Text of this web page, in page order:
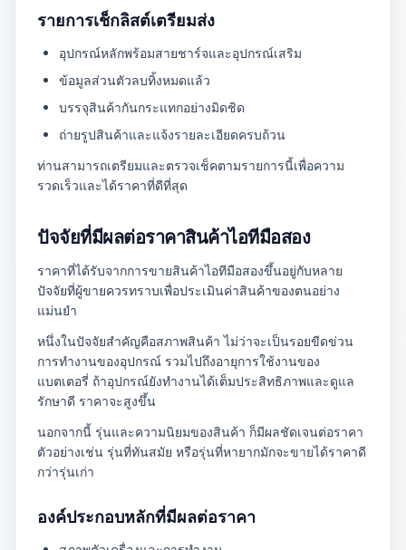
รายการเช็กลิสต์เตรียมส่ง
อุปกรณ์หลักพร้อมสายชาร์จและอุปกรณ์เสริม
ข้อมูลส่วนตัวลบทิ้งหมดแล้ว
บรรจุสินค้ากันกระแทกอย่างมิดชิด
ถ่ายรูปสินค้าและแจ้งรายละเอียดครบถ้วน
ท่านสามารถเตรียมและตรวจเช็คตามรายการนี้เพื่อความ
รวดเร็วและได้ราคาที่ดีที่สุด
ปัจจัยที่มีผลต่อราคาสินค้าไอทีมือสอง
ราคาที่ได้รับจากการขายสินค้าไอทีมือสองขึ้นอยู่กับหลาย
ปัจจัยที่ผู้ขายควรทราบเพื่อประเมินค่าสินค้าของตนอย่าง
แม่นยำ
หนึ่งในปัจจัยสำคัญคือสภาพสินค้า ไม่ว่าจะเป็นรอยขีดข่วน
การทำงานของอุปกรณ์ รวมไปถึงอายุการใช้งานของ
แบตเตอรี่ ถ้าอุปกรณ์ยังทำงานได้เต็มประสิทธิภาพและดูแล
รักษาดี ราคาจะสูงขึ้น
นอกจากนี้ รุ่นและความนิยมของสินค้า ก็มีผลชัดเจนต่อราคา
ตัวอย่างเช่น รุ่นที่ทันสมัย หรือรุ่นที่หายากมักจะขายได้ราคาดี
กว่ารุ่นเก่า
องค์ประกอบหลักที่มีผลต่อราคา